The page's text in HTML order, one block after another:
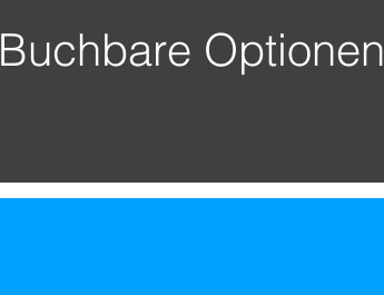
Buchbare Optionen